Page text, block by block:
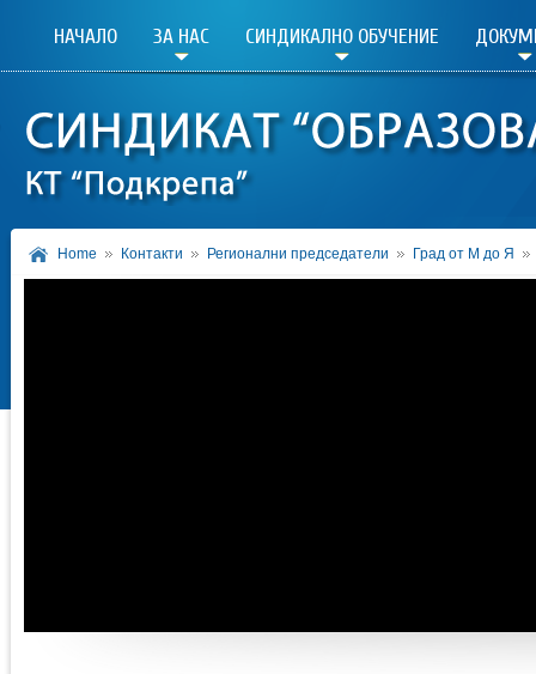
НАЧАЛО ЗА НАС СИНДИКАЛНО ОБУЧЕНИЕ
Home Контакти Регионални председатели Град от М до Я